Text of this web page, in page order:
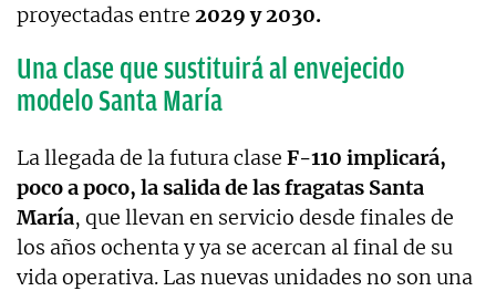
proyectadas entre 2029 y 2030.
Una clase que sustituirá al envejecido
modelo Santa María
La llegada de la futura clase F-110 implicará,
poco a poco, la salida de las fragatas Santa
María, que llevan en servicio desde finales de
los años ochenta y ya se acercan al final de su
vida operativa. Las nuevas unidades no son una